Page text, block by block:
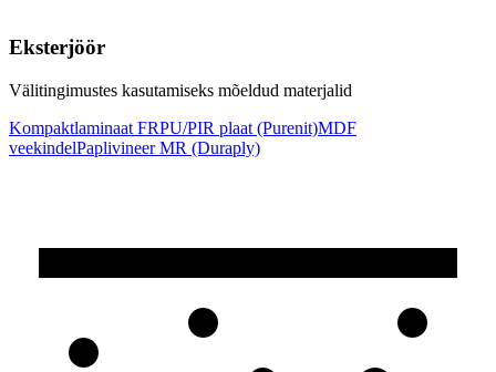
Eksterjöör
Välitingimustes kasutamiseks mõeldud materjalid
Kompaktlaminaat FRPU/PIR plaat (Purenit)MDF
veekindelPaplivineer MR (Duraply)